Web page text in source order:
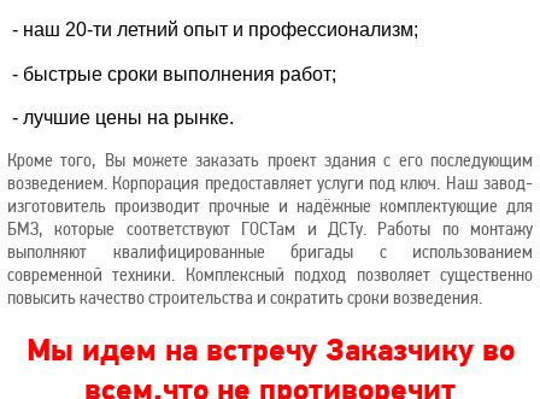
- наш 20-ти летний опыт и профессионализм;
- быстрые сроки выполнения работ;
- лучшие цены на рынке.
Кроме того, Вы можете заказать проект здания с его последующим
возведением. Корпорация предоставляет услуги под ключ. Наш завод-
изготовитель производит прочные и надёжные комплектующие для
БМЗ, которые соответствуют ГОСТам и ДСТу. Работы по монтажу
выполняют квалифицированные бригады с использованием
современной техники. Комплексный подход позволяет существенно
повысить качество строительства и сократить сроки возведения.
Мы идем на встречу Заказчику во
всем,что не противоречит